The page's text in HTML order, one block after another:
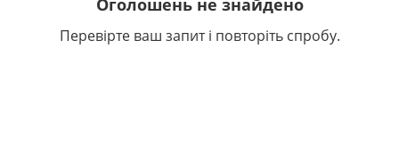
Перевірте ваш запит і повторіть спробу.